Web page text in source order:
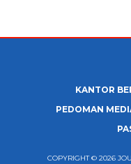
KANTOR
PEDOMAN
COPYRIGHT © 2026